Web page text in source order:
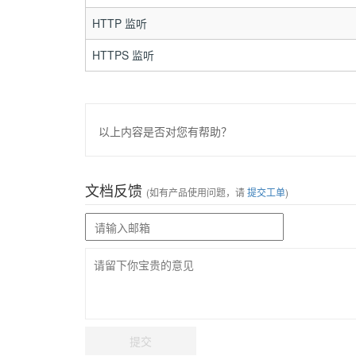
HTTP 监听
HTTPS 监听
以上内容是否对您有帮助？
文档反馈 (如有产品使用问题，请提交工单)
提交